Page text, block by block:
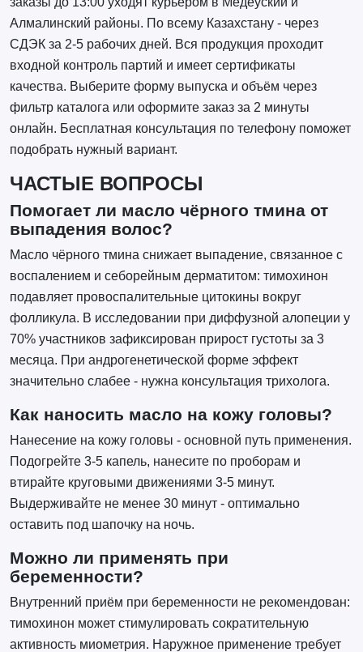
Алмалинский районы. По всему Казахстану - через
СДЭК за 2-5 рабочих дней. Вся продукция проходит
входной контроль партий и имеет сертификаты
качества. Выберите форму выпуска и объём через
фильтр каталога или оформите заказ за 2 минуты
онлайн. Бесплатная консультация по телефону поможет
подобрать нужный вариант.
ЧАСТЫЕ ВОПРОСЫ
Помогает ли масло чёрного тмина от
выпадения волос?
Масло чёрного тмина снижает выпадение, связанное с
воспалением и себорейным дерматитом: тимохинон
подавляет провоспалительные цитокины вокруг
фолликула. В исследовании при диффузной алопеции у
70% участников зафиксирован прирост густоты за 3
месяца. При андрогенетической форме эффект
значительно слабее - нужна консультация трихолога.
Как наносить масло на кожу головы?
Нанесение на кожу головы - основной путь применения.
Подогрейте 3-5 капель, нанесите по проборам и
втирайте круговыми движениями 3-5 минут.
Выдерживайте не менее 30 минут - оптимально
оставить под шапочку на ночь.
Можно ли применять при
беременности?
Внутренний приём при беременности не рекомендован:
тимохинон может стимулировать сократительную
активность миометрия. Наружное применение требует